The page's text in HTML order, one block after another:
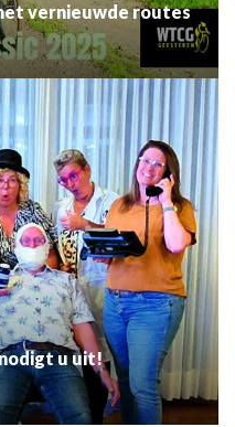
Vasser Heuvelen Classic met vernieuwde routes
u uit!